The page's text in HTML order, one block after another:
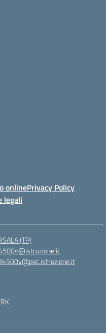
onlinePrivacy Policy
legali
(TP)